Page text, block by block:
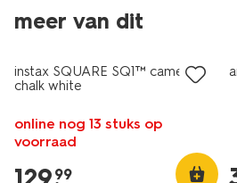
meer van dit
instax SQUARE SQ1™ camera
chalk white
online nog 13 stuks op
voorraad
99